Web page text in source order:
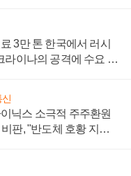
3만 톤 한국에서 러시
라이나의 공격에 수요 늘
신
닉스 소극적 주주환원
판, "반도체 호황 지속